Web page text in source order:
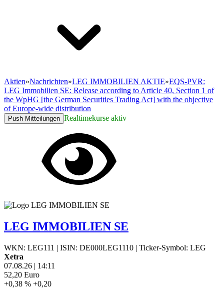
Aktien»Nachrichten»LEG IMMOBILIEN AKTIE»EQS-PVR:
LEG Immobilien SE: Release according to Article 40, Section 1 of
the WpHG [the German Securities Trading Act] with the objective
of Europe-wide distribution
Push Mitteilungen Realtimekurse aktiv
LEG IMMOBILIEN SE
WKN: LEG111 | ISIN: DE000LEG1110 | Ticker-Symbol: LEG
Xetra
07.08.26 | 14:11
52,20 Euro
+0,38 % +0,20